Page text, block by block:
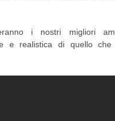
i nostri migliori
e realistica di quello